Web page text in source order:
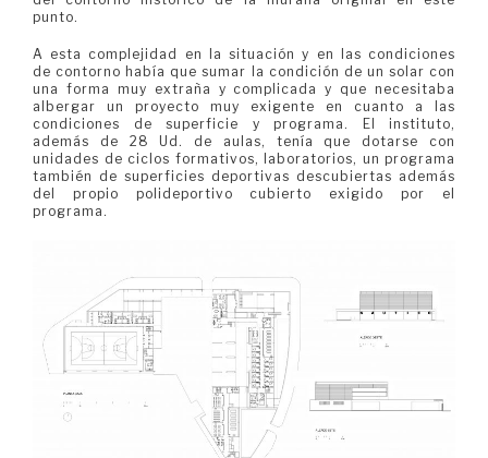
punto.
A esta complejidad en la situación y en las condiciones
de contorno había que sumar la condición de un solar con
una forma muy extraña y complicada y que necesitaba
albergar un proyecto muy exigente en cuanto a las
condiciones de superficie y programa. El instituto,
además de 28 Ud. de aulas, tenía que dotarse con
unidades de ciclos formativos, laboratorios, un programa
también de superficies deportivas descubiertas además
del propio polideportivo cubierto exigido por el
programa.